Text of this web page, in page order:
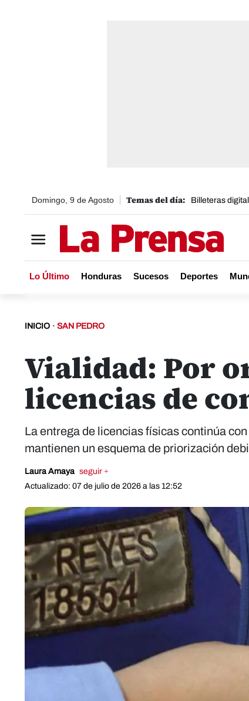
Domingo, 9 de Agosto Billeteras
Lo Último Honduras Sucesos Deportes
INICIO · SAN PEDRO
Vialidad: Por
licencias de
La entrega de licencias físicas continúa
mantienen un esquema de priorización
Laura Amaya seguir +
Actualizado: 07 de julio de 2026 a las 12:52